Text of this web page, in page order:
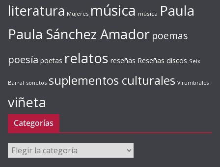
literatura Mujeres música música Paula
Paula Sánchez Amador poemas
poesía poetas relatos reseñas Reseñas discos Seix
Barral sonetos suplementos culturales Virumbrales
viñeta
Categorías
Categorías